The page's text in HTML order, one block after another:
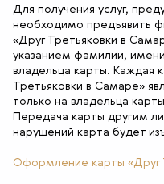
Для получения услуг,
необходимо предъявить
«Друг Третьяковки в
указанием фамилии,
владельца карты. Каждая
Третьяковки в Самаре»
только на владельца
Передача карты другим
нарушений карта будет
Оформление карты «Друг